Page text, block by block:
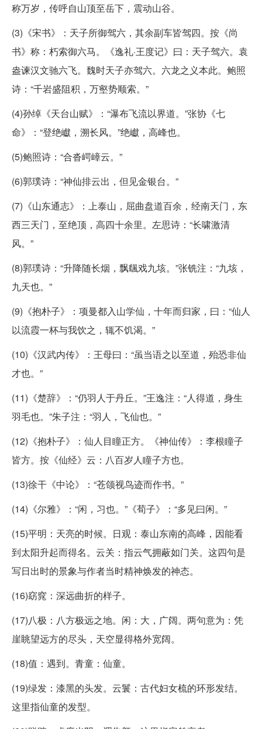
称万岁，传呼自山顶至岳下，震动山谷。
(3)《宋书》：天子所御驾六，其余副车皆驾四。按《尚
书》称：朽索御六马。《逸礼·王度记》曰：天子驾六。袁
盎谏汉文驰六飞。魏时天子亦驾六。六龙之义本此。鲍照
诗：“千岩盛阻积，万壑势顺索。”
(4)孙绰《天台山赋》：“瀑布飞流以界道。”张协《七
命》：“登绝巘，溯长风。”绝巘，高峰也。
(5)鲍照诗：“合沓崿嶂云。”
(6)郭璞诗：“神仙排云出，但见金银台。”
(7)《山东通志》：上泰山，屈曲盘道百余，经南天门，东
西三天门，至绝顶，高四十余里。左思诗：“长啸激清
风。”
(8)郭璞诗：“升降随长烟，飘颻戏九垓。”张铣注：“九垓，
九天也。”
(9)《抱朴子》：项曼都入山学仙，十年而归家，曰：“仙人
以流霞一杯与我饮之，辄不饥渴。”
(10)《汉武内传》：王母曰：“虽当语之以至道，殆恐非仙
才也。”
(11)《楚辞》：“仍羽人于丹丘。”王逸注：“人得道，身生
羽毛也。”朱子注：“羽人，飞仙也。”
(12)《抱朴子》：仙人目瞳正方。《神仙传》：李根瞳子
皆方。按《仙经》云：八百岁人瞳子方也。
(13)徐干《中论》：“苍颌视鸟迹而作书。”
(14)《尔雅》：“闲，习也。”《荀子》：“多见曰闲。”
(15)平明：天亮的时候。日观：泰山东南的高峰，因能看
到太阳升起而得名。云关：指云气拥蔽如门关。这四句是
写日出时的景象与作者当时精神焕发的神态。
(16)窈窕：深远曲折的样子。
(17)八极：八方极远之地。闲：大，广阔。两句意为：凭
崖眺望远方的尽头，天空显得格外宽阔。
(18)值：遇到。青童：仙童。
(19)绿发：漆黑的头发。云鬟：古代妇女梳的环形发结。
这里指仙童的发型。